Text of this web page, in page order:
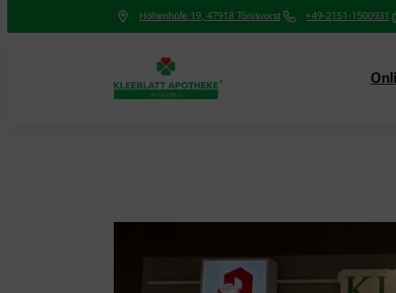
Höhenhöfe 19, 47918 Tönisvorst +49-2151-1500931